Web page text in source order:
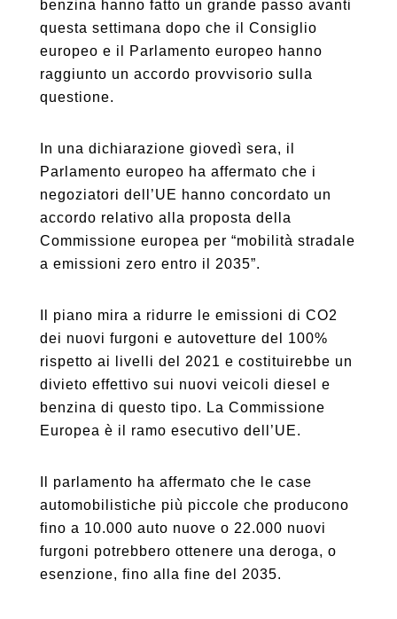
benzina hanno fatto un grande passo avanti
questa settimana dopo che il Consiglio
europeo e il Parlamento europeo hanno
raggiunto un accordo provvisorio sulla
questione.
In una dichiarazione giovedì sera, il
Parlamento europeo ha affermato che i
negoziatori dell’UE hanno concordato un
accordo relativo alla proposta della
Commissione europea per “mobilità stradale
a emissioni zero entro il 2035”.
Il piano mira a ridurre le emissioni di CO2
dei nuovi furgoni e autovetture del 100%
rispetto ai livelli del 2021 e costituirebbe un
divieto effettivo sui nuovi veicoli diesel e
benzina di questo tipo. La Commissione
Europea è il ramo esecutivo dell’UE.
Il parlamento ha affermato che le case
automobilistiche più piccole che producono
fino a 10.000 auto nuove o 22.000 nuovi
furgoni potrebbero ottenere una deroga, o
esenzione, fino alla fine del 2035.